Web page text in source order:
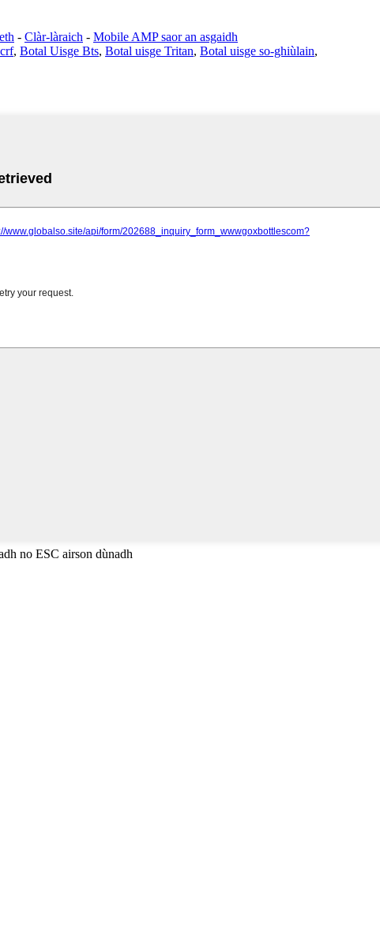
- Clàr-làraich - Mobile AMP saor an asgaidh
, Botal Uisge Bts, Botal uisge Tritan, Botal uisge so-ghiùlain,
no ESC airson dùnadh